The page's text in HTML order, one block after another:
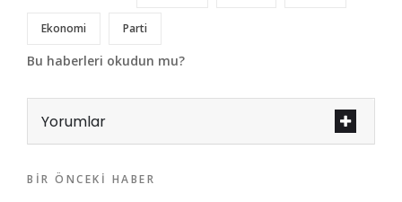
Ekonomi Parti
Bu haberleri okudun mu?
Yorumlar
BIR ÖNCEKI HABER